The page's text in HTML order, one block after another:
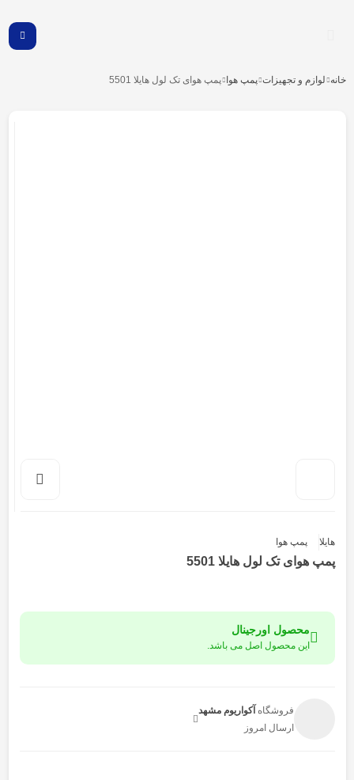
خانه لوازم و تجهیزات پمپ هوا پمپ هوای تک لول هایلا 5501
هایلا پمپ هوا
پمپ هوای تک لول هایلا 5501
محصول اورجینال
این محصول اصل می باشد.
فروشگاه آکواریوم مشهد
ارسال امروز